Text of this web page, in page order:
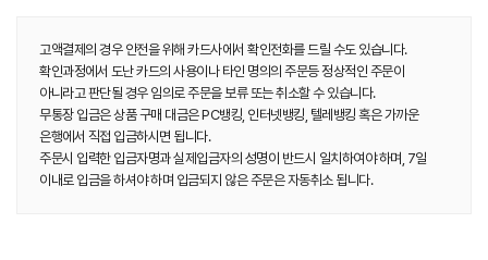
고액결제의 경우 안전을 위해 카드사에서 확인전화를 드릴 수도 있습니다.
확인과정에서 도난 카드의 사용이나 타인 명의의 주문등 정상적인 주문이
아니라고 판단될 경우 임의로 주문을 보류 또는 취소할 수 있습니다.
무통장 입금은 상품 구매 대금은 PC뱅킹, 인터넷뱅킹, 텔레뱅킹 혹은 가까운
은행에서 직접 입금하시면 됩니다.
주문시 입력한 입금자명과 실제입금자의 성명이 반드시 일치하여야 하며, 7일
이내로 입금을 하셔야 하며 입금되지 않은 주문은 자동취소 됩니다.